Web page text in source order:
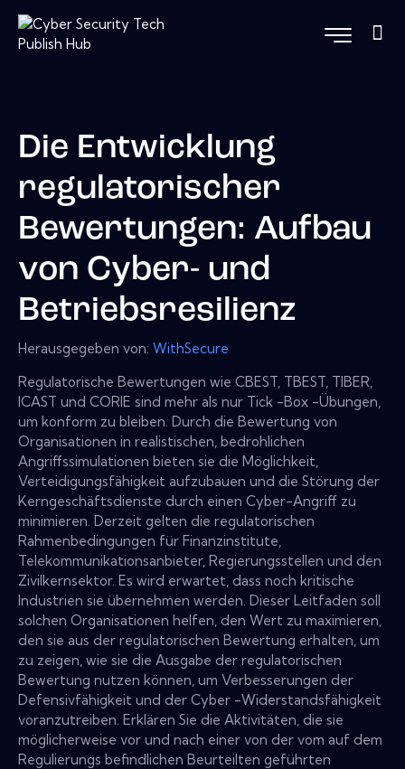
Die Entwicklung
regulatorischer
Bewertungen: Aufbau
von Cyber- und
Betriebsresilienz
Herausgegeben von: WithSecure
Regulatorische Bewertungen wie CBEST, TBEST, TIBER,
ICAST und CORIE sind mehr als nur Tick -Box -Übungen,
um konform zu bleiben. Durch die Bewertung von
Organisationen in realistischen, bedrohlichen
Angriffssimulationen bieten sie die Möglichkeit,
Verteidigungsfähigkeit aufzubauen und die Störung der
Kerngeschäftsdienste durch einen Cyber-Angriff zu
minimieren. Derzeit gelten die regulatorischen
Rahmenbedingungen für Finanzinstitute,
Telekommunikationsanbieter, Regierungsstellen und den
Zivilkernsektor. Es wird erwartet, dass noch kritische
Industrien sie übernehmen werden. Dieser Leitfaden soll
solchen Organisationen helfen, den Wert zu maximieren,
den sie aus der regulatorischen Bewertung erhalten, um
zu zeigen, wie sie die Ausgabe der regulatorischen
Bewertung nutzen können, um Verbesserungen der
Defensivfähigkeit und der Cyber ​​-Widerstandsfähigkeit
voranzutreiben. Erklären Sie die Aktivitäten, die sie
möglicherweise vor und nach einer von der vom auf dem
Regulierungs befindlichen Beurteilten geführten